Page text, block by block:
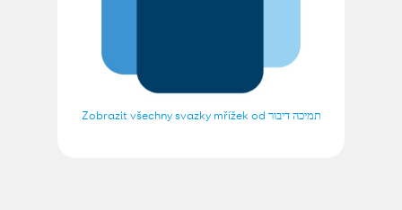
Zobrazit všechny svazky mřížek od תמיכה דיבור